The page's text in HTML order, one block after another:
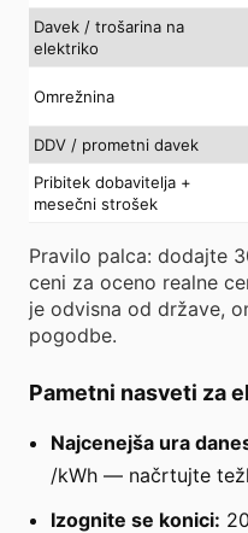
Davek / trošarina na
elektriko
Omrežnina
DDV / prometni davek
Pribitek dobavitelja +
mesečni strošek
Pravilo palca: dodajte
ceni za oceno realne
je odvisna od države,
pogodbe.
Pametni nasveti za
Najcenejša ura
/kWh — načrtujte
Izognite se konici: